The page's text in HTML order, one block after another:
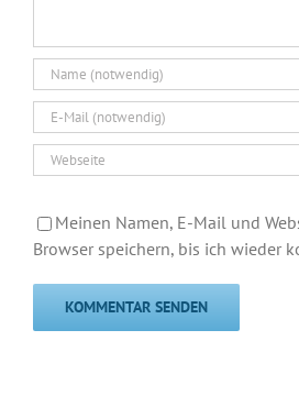
Meinen Namen, E-Mail und
Browser speichern, bis ich wieder